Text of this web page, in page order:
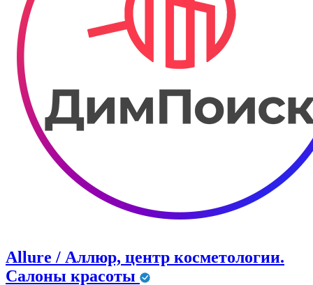
Allure / Аллюр, центр косметологии.
Салоны красоты